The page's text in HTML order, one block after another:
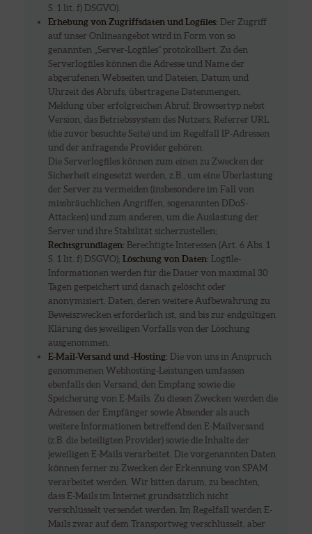
S. 1 lit. f) DSGVO).
Erhebung von Zugriffsdaten und Logfiles: Der Zugriff
auf unser Onlineangebot wird in Form von so
genannten „Server-Logfiles“ protokolliert. Zu den
Serverlogfiles können die Adresse und Name der
abgerufenen Webseiten und Dateien, Datum und
Uhrzeit des Abrufs, übertragene Datenmengen,
Meldung über erfolgreichen Abruf, Browsertyp nebst
Version, das Betriebssystem des Nutzers, Referrer URL
(die zuvor besuchte Seite) und im Regelfall IP-Adressen
und der anfragende Provider gehören.
Die Serverlogfiles können zum einen zu Zwecken der
Sicherheit eingesetzt werden, z.B., um eine Überlastung
der Server zu vermeiden (insbesondere im Fall von
missbräuchlichen Angriffen, sogenannten DDoS-
Attacken) und zum anderen, um die Auslastung der
Server und ihre Stabilität sicherzustellen;
Rechtsgrundlagen: Berechtigte Interessen (Art. 6 Abs. 1
S. 1 lit. f) DSGVO); Löschung von Daten: Logfile-
Informationen werden für die Dauer von maximal 30
Tagen gespeichert und danach gelöscht oder
anonymisiert. Daten, deren weitere Aufbewahrung zu
Beweiszwecken erforderlich ist, sind bis zur endgültigen
Klärung des jeweiligen Vorfalls von der Löschung
ausgenommen.
E-Mail-Versand und -Hosting: Die von uns in Anspruch
genommenen Webhosting-Leistungen umfassen
ebenfalls den Versand, den Empfang sowie die
Speicherung von E-Mails. Zu diesen Zwecken werden die
Adressen der Empfänger sowie Absender als auch
weitere Informationen betreffend den E-Mailversand
(z.B. die beteiligten Provider) sowie die Inhalte der
jeweiligen E-Mails verarbeitet. Die vorgenannten Daten
können ferner zu Zwecken der Erkennung von SPAM
verarbeitet werden. Wir bitten darum, zu beachten,
dass E-Mails im Internet grundsätzlich nicht
verschlüsselt versendet werden. Im Regelfall werden E-
Mails zwar auf dem Transportweg verschlüsselt, aber